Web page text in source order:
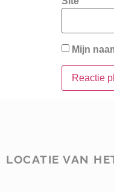
Mijn
LOCATIE VAN